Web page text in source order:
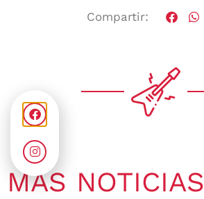
Compartir:
MÁS NOTICIAS